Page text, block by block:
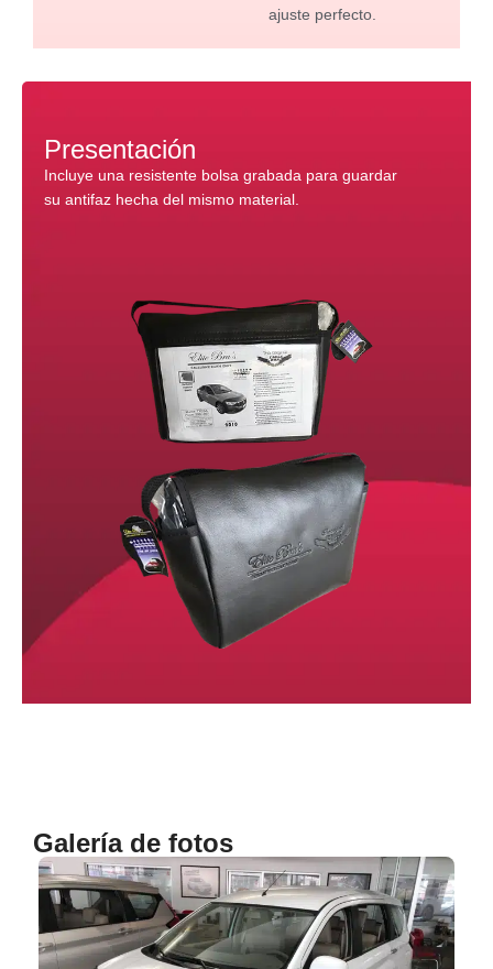
ajuste perfecto.
Presentación
Incluye una resistente bolsa grabada para guardar
su antifaz hecha del mismo material.
Galería de fotos